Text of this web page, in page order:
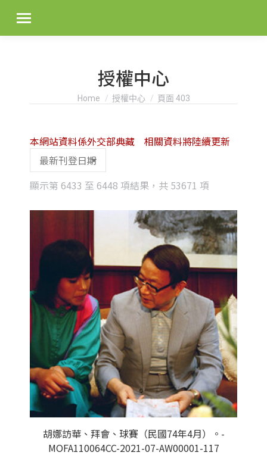
授權中心
You are here:
Home 授權中心 頁面 403
顯示第 6433 至 6448 項結果，共 53671 項
latest
本網站資料係外交部典藏 相關資料將陸續更新
胡娜訪華、拜會、球賽（民國74年4月）。-
MOFA110064CC-2021-07-AW00001-117